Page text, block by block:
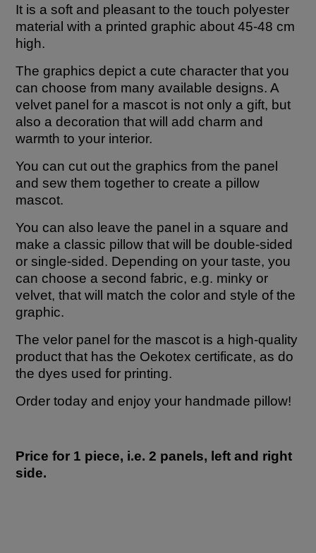
It is a soft and pleasant to the touch polyester
material with a printed graphic about 45-48 cm
high.
The graphics depict a cute character that you
can choose from many available designs. A
velvet panel for a mascot is not only a gift, but
also a decoration that will add charm and
warmth to your interior.
You can cut out the graphics from the panel
and sew them together to create a pillow
mascot.
You can also leave the panel in a square and
make a classic pillow that will be double-sided
or single-sided. Depending on your taste, you
can choose a second fabric, e.g. minky or
velvet, that will match the color and style of the
graphic.
The velor panel for the mascot is a high-quality
product that has the Oekotex certificate, as do
the dyes used for printing.
Order today and enjoy your handmade pillow!
Price for 1 piece, i.e. 2 panels, left and right
side.